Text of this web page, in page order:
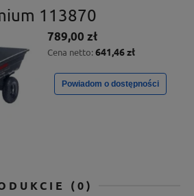
113870
789,00 zł
Cena netto: 641,46 zł
Powiadom o dostępności
(0)